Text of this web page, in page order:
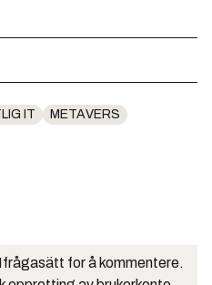
IT METAVERS
for å kommentere.